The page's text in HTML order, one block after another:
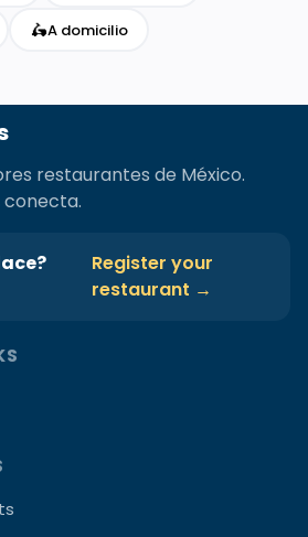
🛵A domicilio
restaurantes de México.
conecta.
Register your
restaurant →